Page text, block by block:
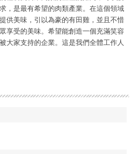
，是最有希望的肉類產業。在這個領域
供美味，引以為豪的有田雞，並且不惜
享受的美味。希望能創造一個充滿笑容
大家支持的企業。這是我們全體工作人